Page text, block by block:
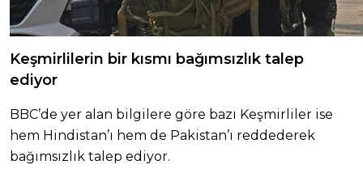
Keşmirlilerin bir kısmı bağımsızlık talep
ediyor
BBC’de yer alan bilgilere göre bazı Keşmirliler ise
hem Hindistan’ı hem de Pakistan’ı reddederek
bağımsızlık talep ediyor.